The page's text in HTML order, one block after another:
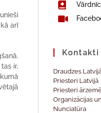
arī
ir,
Kontakti
Draudzes
Priesteri Latvijā
Priesteri
Organizācijas
Nunciatūra